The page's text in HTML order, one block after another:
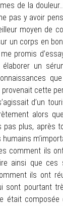
de la
pas y avoir
moyen de
un corps en
promis
un
que
provenait cette
d’un
alors
pas plus, après
comment ils
ainsi que ces
ils ont
pourtant
était composée